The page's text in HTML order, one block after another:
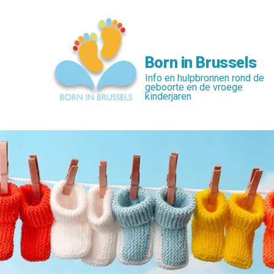
Born in Brussels
Info en hulpbronnen rond de
geboorte en de vroege
kinderjaren